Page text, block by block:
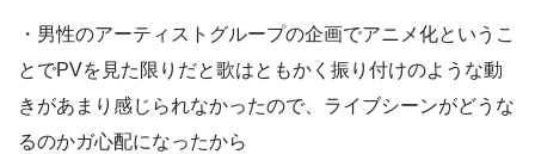
・男性のアーティストグループの企画でアニメ化というこ
とでPVを見た限りだと歌はともかく振り付けのような動
きがあまり感じられなかったので、ライブシーンがどうな
るのかガ心配になったから